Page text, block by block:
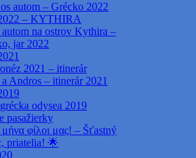
autom – Grécko 2022
– KYTHIRA
autom na ostrov Kythira –
jar 2022
2021 – itinerár
Andros – itinerár 2021
odysea 2019
pasažierky
φίλοι μας! – Šťastný
priatelia! 🌟